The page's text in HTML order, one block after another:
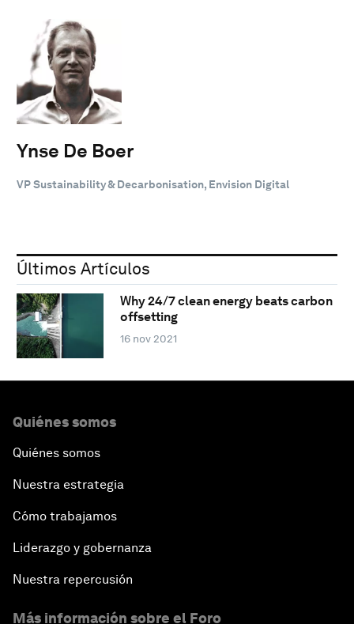
Ynse De Boer
VP Sustainability & Decarbonisation, Envision Digital
Últimos Artículos
Why 24/7 clean energy beats carbon
offsetting
16 nov 2021
Quiénes somos
Quiénes somos
Nuestra estrategia
Cómo trabajamos
Liderazgo y gobernanza
Nuestra repercusión
Más información sobre el Foro